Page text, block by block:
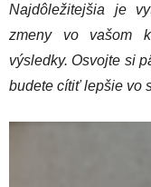
Najdôležitejšia je
zmeny vo vašom
výsledky. Osvojte si
budete cítiť lepšie vo